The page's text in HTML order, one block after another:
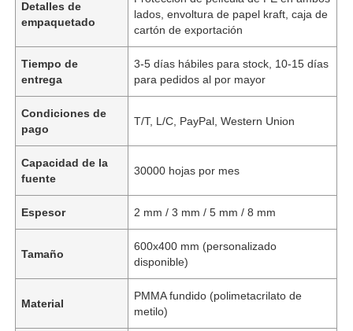
Detalles de
empaquetado
lados, envoltura de papel kraft, caja de
cartón de exportación
Tiempo de
entrega
3-5 días hábiles para stock, 10-15 días
para pedidos al por mayor
Condiciones de
pago
T/T, L/C, PayPal, Western Union
Capacidad de la
fuente
30000 hojas por mes
Espesor 2 mm / 3 mm / 5 mm / 8 mm
Tamaño
600x400 mm (personalizado
disponible)
Material
PMMA fundido (polimetacrilato de
metilo)